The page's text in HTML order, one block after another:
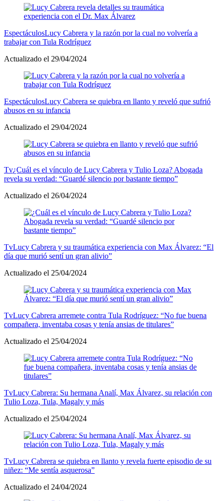
EspectáculosLucy Cabrera y la razón por la cual no volvería a
trabajar con Tula Rodríguez
Actualizado el 29/04/2024
EspectáculosLucy Cabrera se quiebra en llanto y reveló que sufrió
abusos en su infancia
Actualizado el 29/04/2024
Tv¿Cuál es el vínculo de Lucy Cabrera y Tulio Loza? Abogada
revela su verdad: “Guardé silencio por bastante tiempo”
Actualizado el 26/04/2024
TvLucy Cabrera y su traumática experiencia con Max Álvarez: “El
día que murió sentí un gran alivio”
Actualizado el 25/04/2024
TvLucy Cabrera arremete contra Tula Rodríguez: “No fue buena
compañera, inventaba cosas y tenía ansias de titulares”
Actualizado el 25/04/2024
TvLucy Cabrera: Su hermana Analí, Max Álvarez, su relación con
Tulio Loza, Tula, Magaly y más
Actualizado el 25/04/2024
TvLucy Cabrera se quiebra en llanto y revela fuerte episodio de su
niñez: “Me sentía asquerosa”
Actualizado el 24/04/2024